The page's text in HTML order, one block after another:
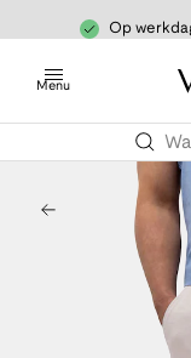
Op
Menu